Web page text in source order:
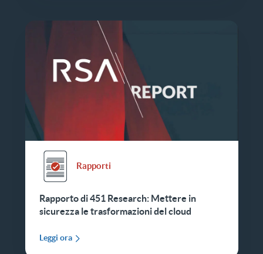
Rapporti
Rapporto di 451 Research: Mettere in
sicurezza le trasformazioni del cloud
Leggi ora